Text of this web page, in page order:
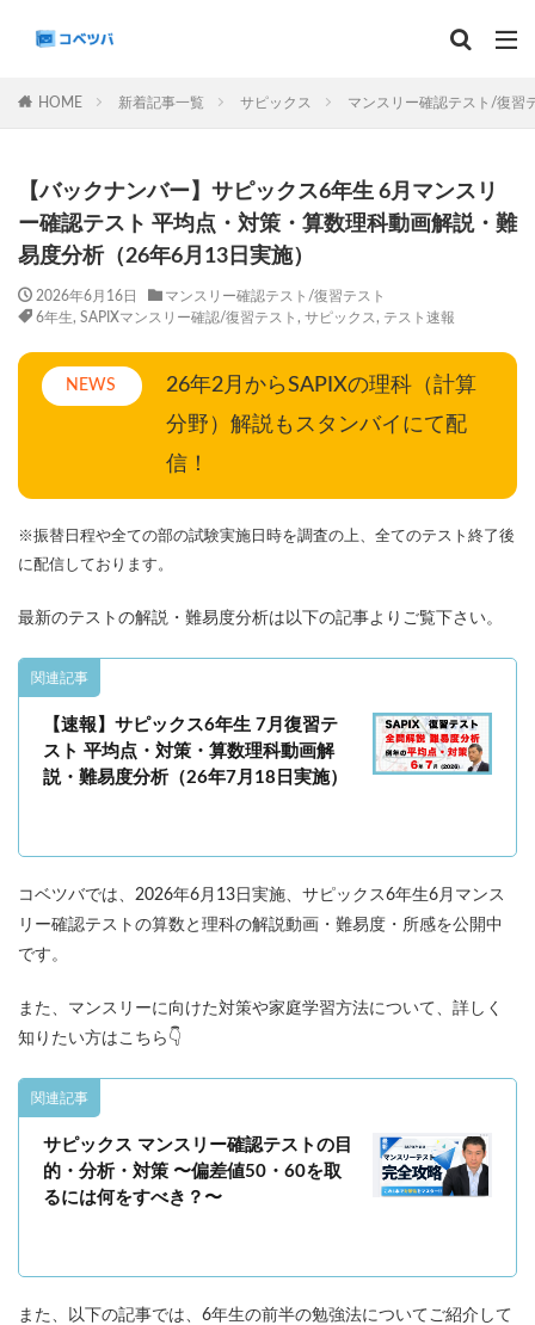
HOME 新着記事一覧 サピックス マンスリー確認テスト/復習
【バックナンバー】サピックス6年生 6月マンスリ
ー確認テスト 平均点・対策・算数理科動画解説・難
易度分析（26年6月13日実施）
2026年6月16日
マンスリー確認テスト/復習テスト
6年生, SAPIXマンスリー確認/復習テスト , サピックス , テスト速報
NEWS
26年2月からSAPIXの理科（計算
分野）解説もスタンバイにて配
信！
※振替日程や全ての部の試験実施日時を調査の上、全てのテスト終了後
に配信しております。
最新のテストの解説・難易度分析は以下の記事よりご覧下さい。
関連記事
【速報】サピックス6年生 7月復習テ
スト 平均点・対策・算数理科動画解
説・難易度分析（26年7月18日実施）
コベツバでは、2026年6月13日実施、サピックス6年生6月マンス
リー確認テストの算数と理科の解説動画・難易度・所感を公開中
です。
また、マンスリーに向けた対策や家庭学習方法について、詳しく
知りたい方はこちら👇️
関連記事
サピックス マンスリー確認テストの目
的・分析・対策 〜偏差値50・60を取
るには何をすべき？〜
また、以下の記事では、6年生の前半の勉強法についてご紹介して
カテゴリー
タグ
算数 理科 3年生 後期(9月~11月)
サピックス
早稲田アカデミー
5年生 4年生 入試分析・志望校別対策
保存版 学習法記事
各No(ナンバー)についての話 ケアレスミス
SAPIXマンスリー確認/復習テスト SAPIX組分けテスト
早稲アカデミーカリキュラムテスト
四谷大塚公開組分けテスト 四谷大塚合不合判定テスト
四谷大塚志望校判定テスト 新学年(1月〜2月)
TopGun特訓 コベツバ過去問動画解説
検索